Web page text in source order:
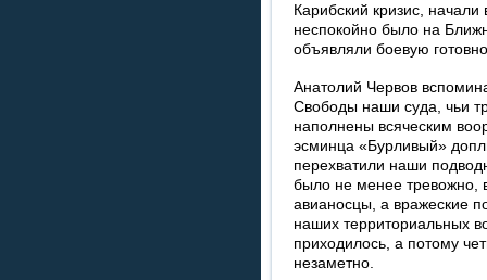
Карибский кризис,
неспокойно было на
объявляли боевую
Анатолий Червов
Свободы наши суда, чьи
наполнены всяческим
эсминца «Бурливый»
перехватили наши
было не менее тревожно,
авианосцы, а вражеские
наших территориальных
приходилось, а потому
незаметно.